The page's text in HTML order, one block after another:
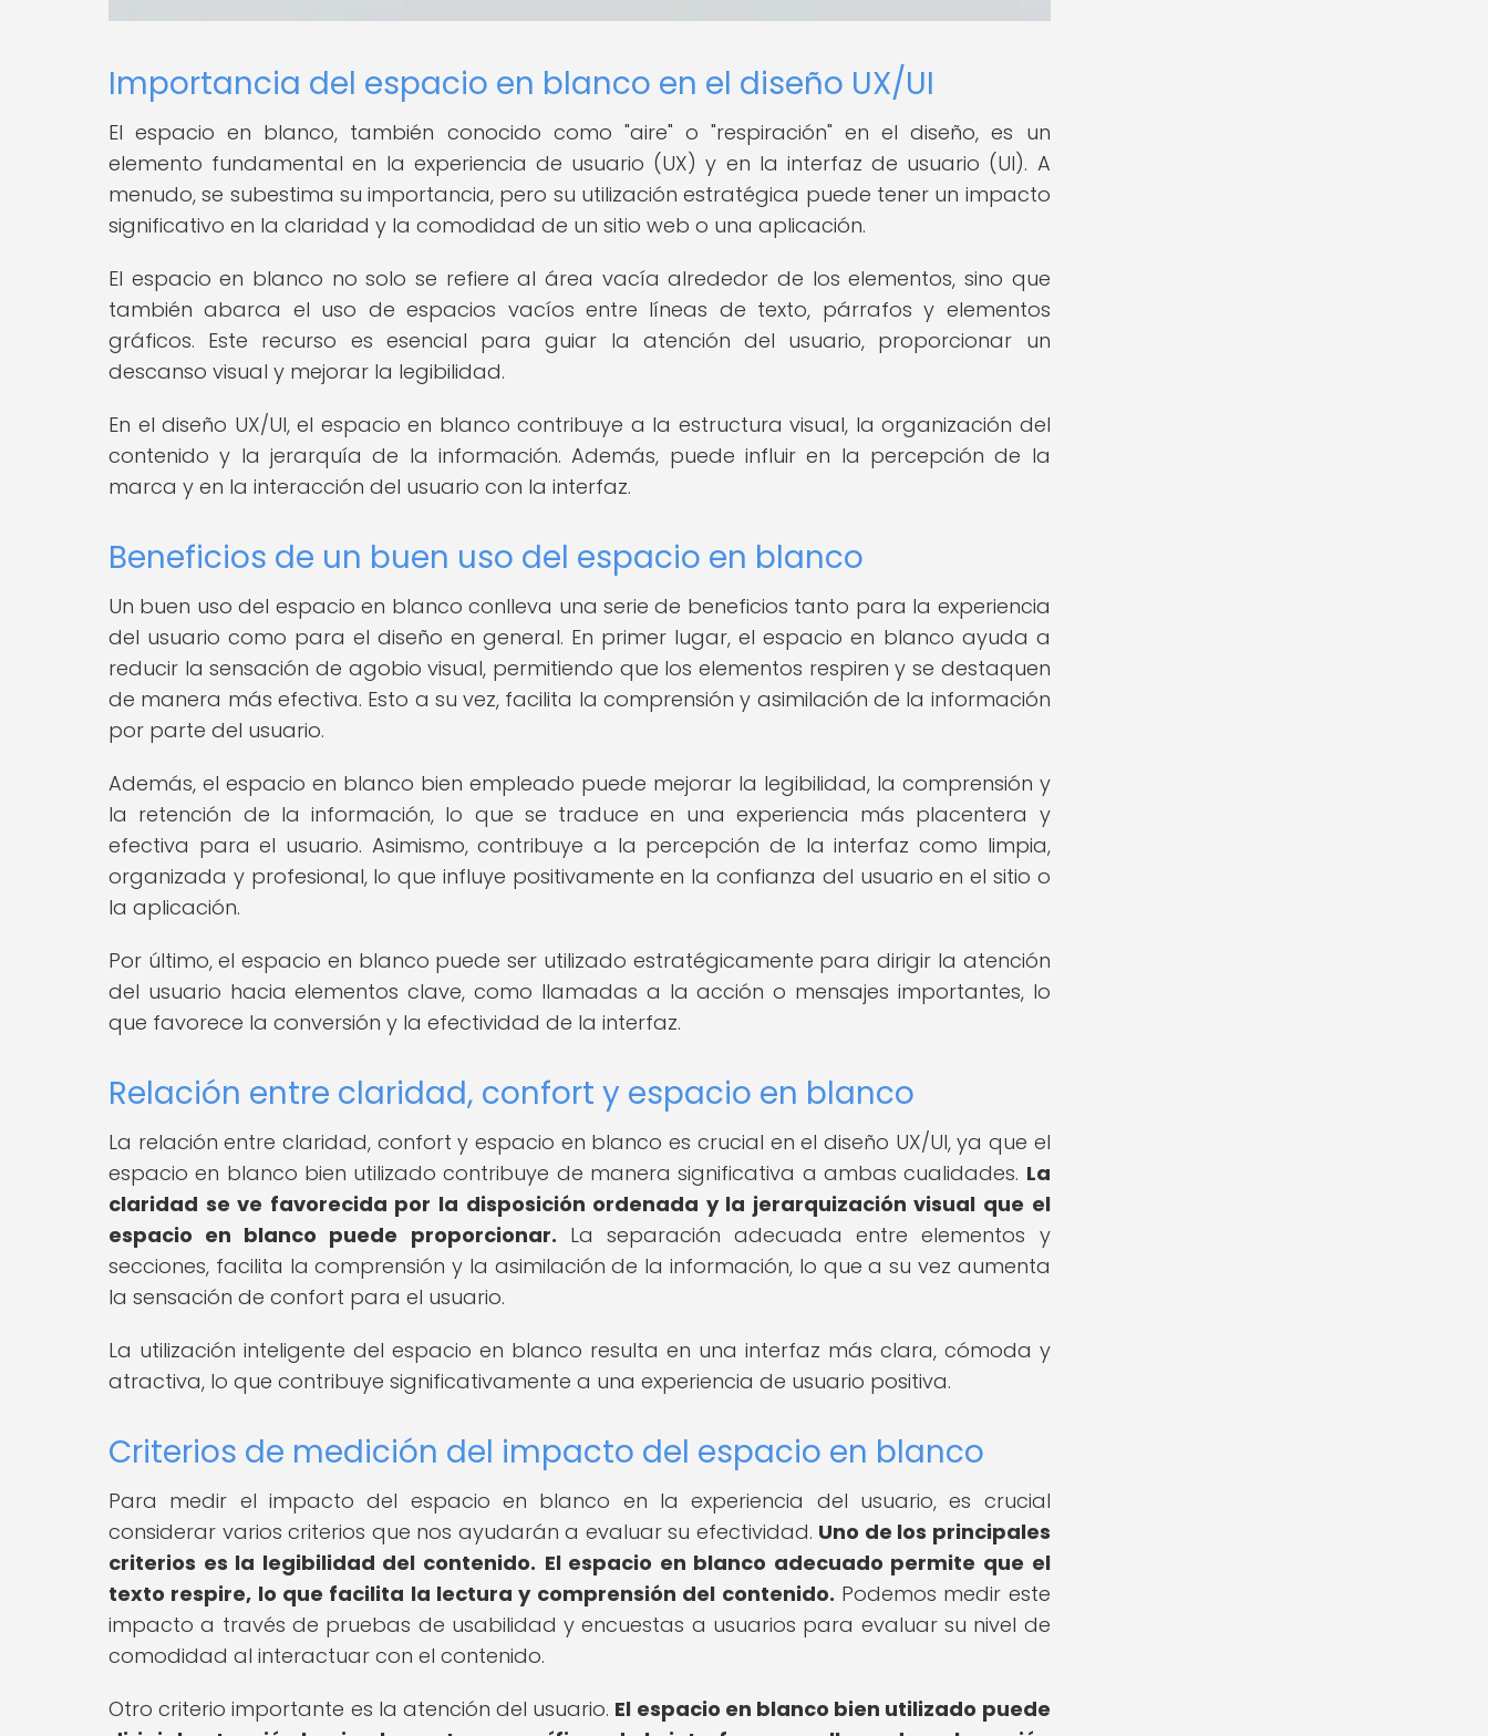
Importancia del espacio en blanco en el diseño UX/UI
El espacio en blanco, también conocido como "aire" o "respiración" en el diseño, es un
elemento fundamental en la experiencia de usuario (UX) y en la interfaz de usuario (UI). A
menudo, se subestima su importancia, pero su utilización estratégica puede tener un impacto
significativo en la claridad y la comodidad de un sitio web o una aplicación.
El espacio en blanco no solo se refiere al área vacía alrededor de los elementos, sino que
también abarca el uso de espacios vacíos entre líneas de texto, párrafos y elementos
gráficos. Este recurso es esencial para guiar la atención del usuario, proporcionar un
descanso visual y mejorar la legibilidad.
En el diseño UX/UI, el espacio en blanco contribuye a la estructura visual, la organización del
contenido y la jerarquía de la información. Además, puede influir en la percepción de la
marca y en la interacción del usuario con la interfaz.
Beneficios de un buen uso del espacio en blanco
Un buen uso del espacio en blanco conlleva una serie de beneficios tanto para la experiencia
del usuario como para el diseño en general. En primer lugar, el espacio en blanco ayuda a
reducir la sensación de agobio visual, permitiendo que los elementos respiren y se destaquen
de manera más efectiva. Esto a su vez, facilita la comprensión y asimilación de la información
por parte del usuario.
Además, el espacio en blanco bien empleado puede mejorar la legibilidad, la comprensión y
la retención de la información, lo que se traduce en una experiencia más placentera y
efectiva para el usuario. Asimismo, contribuye a la percepción de la interfaz como limpia,
organizada y profesional, lo que influye positivamente en la confianza del usuario en el sitio o
la aplicación.
Por último, el espacio en blanco puede ser utilizado estratégicamente para dirigir la atención
del usuario hacia elementos clave, como llamadas a la acción o mensajes importantes, lo
que favorece la conversión y la efectividad de la interfaz.
Relación entre claridad, confort y espacio en blanco
La relación entre claridad, confort y espacio en blanco es crucial en el diseño UX/UI, ya que el
espacio en blanco bien utilizado contribuye de manera significativa a ambas cualidades. La
claridad se ve favorecida por la disposición ordenada y la jerarquización visual que el
espacio en blanco puede proporcionar. La separación adecuada entre elementos y
secciones, facilita la comprensión y la asimilación de la información, lo que a su vez aumenta
la sensación de confort para el usuario.
La utilización inteligente del espacio en blanco resulta en una interfaz más clara, cómoda y
atractiva, lo que contribuye significativamente a una experiencia de usuario positiva.
Criterios de medición del impacto del espacio en blanco
Para medir el impacto del espacio en blanco en la experiencia del usuario, es crucial
considerar varios criterios que nos ayudarán a evaluar su efectividad. Uno de los principales
criterios es la legibilidad del contenido. El espacio en blanco adecuado permite que el
texto respire, lo que facilita la lectura y comprensión del contenido. Podemos medir este
impacto a través de pruebas de usabilidad y encuestas a usuarios para evaluar su nivel de
comodidad al interactuar con el contenido.
Otro criterio importante es la atención del usuario. El espacio en blanco bien utilizado puede